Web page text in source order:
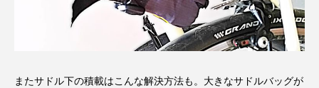
またサドル下の積載はこんな解決方法も。大きなサドルバッグが